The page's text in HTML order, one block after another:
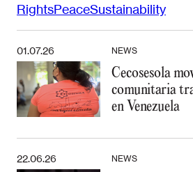
RightsPeaceSustainability
01.07.26 NEWS
Cecosesola
comunitaria
en Venezuela
22.06.26 NEWS